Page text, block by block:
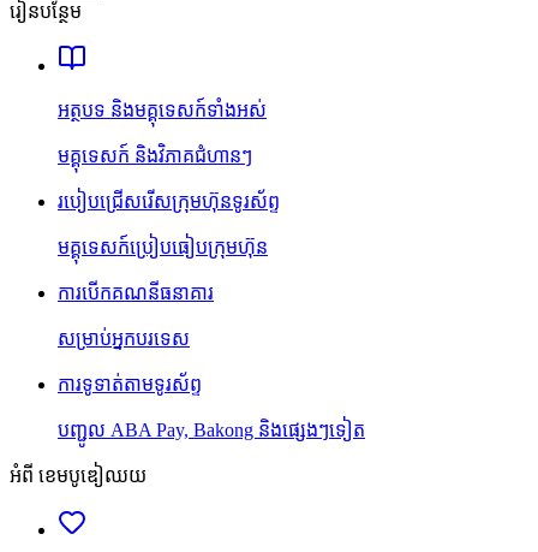
រៀនបន្ថែម
អត្ថបទ និងមគ្គុទេសក៍ទាំងអស់
មគ្គុទេសក៍ និងវិភាគជំហានៗ
របៀបជ្រើសរើសក្រុមហ៊ុនទូរស័ព្ទ
មគ្គុទេសក៍ប្រៀបធៀបក្រុមហ៊ុន
ការបើកគណនីធនាគារ
សម្រាប់អ្នកបរទេស
ការទូទាត់តាមទូរស័ព្ទ
បញ្ជូល ABA Pay, Bakong និងផ្សេងៗទៀត
អំពី ខេមបូឌៀឈយ